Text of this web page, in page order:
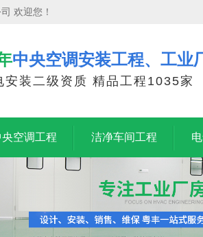
欢迎您！
中央空调安装工程、工业
安装二级资质 精品工程1035家
央空调工程 洁净车间工程